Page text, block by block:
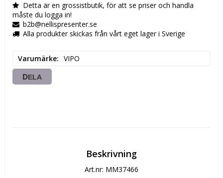
Detta är en grossistbutik, för att se priser och handla
måste du logga in!
b2b@nellispresenter.se
Alla produkter skickas från vårt eget lager i Sverige
Varumärke VIPO
DELA
Beskrivning
Art.nr: MM37466